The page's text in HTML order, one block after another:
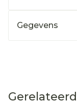
Gegevens